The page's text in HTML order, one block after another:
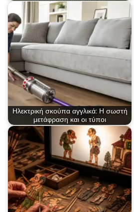
Ηλεκτρική σκούπα αγγλικά: Η σωστή
μετάφραση και οι τύποι